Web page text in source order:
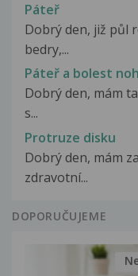
Páteř
Dobrý den, již půl
bedry,...
Páteř a bolest
Dobrý den, mám
s...
Protruze disku
Dobrý den, mám
zdravotní...
DOPORUČUJEME